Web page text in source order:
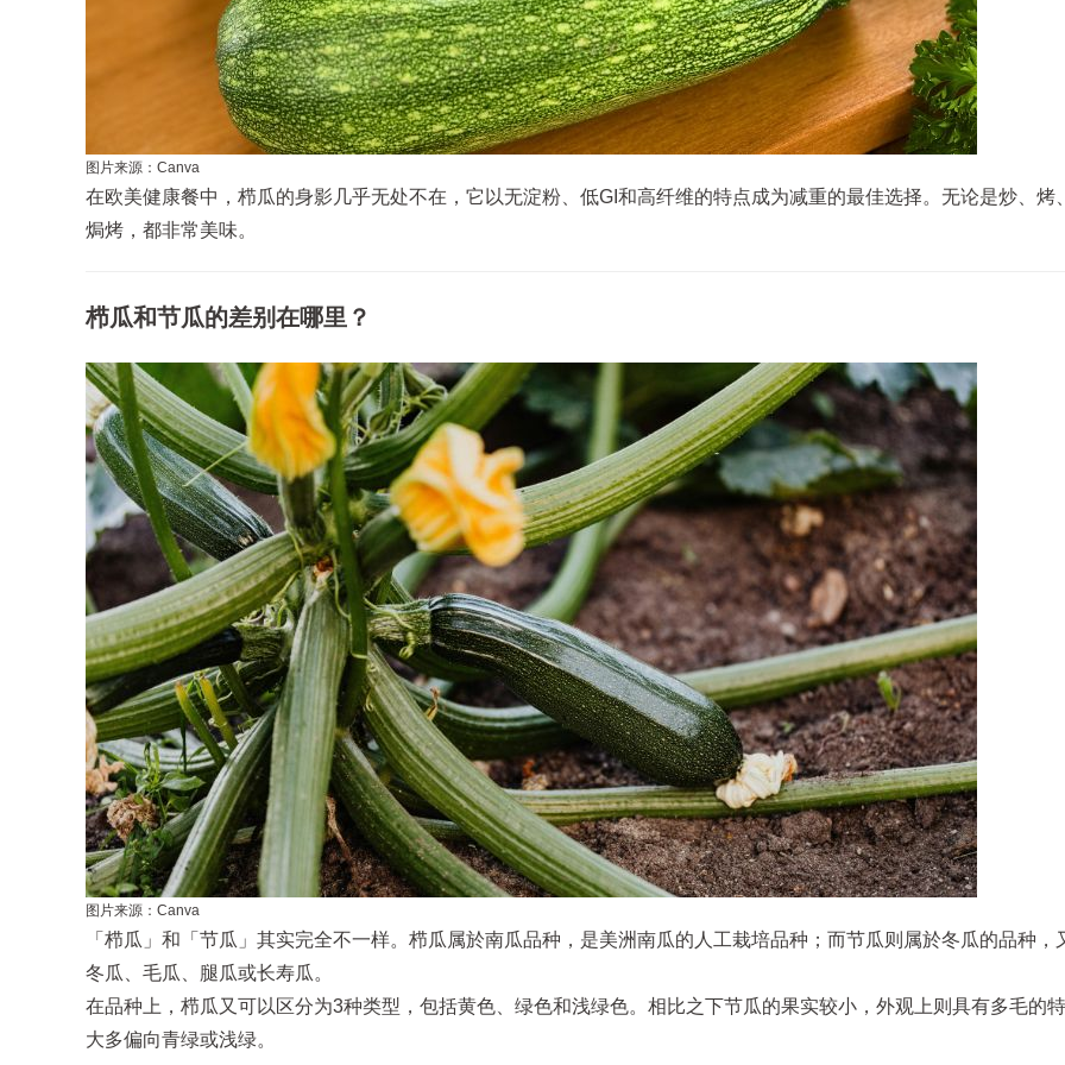
图片来源：Canva
在欧美健康餐中，栉瓜的身影几乎无处不在，它以无淀粉、低GI和高纤维的特点成为减重的最佳选择。无论是炒、烤
焗烤，都非常美味。
栉瓜和节瓜的差别在哪里？
图片来源：Canva
「栉瓜」和「节瓜」其实完全不一样。栉瓜属於南瓜品种，是美洲南瓜的人工栽培品种；而节瓜则属於冬瓜的品种，
冬瓜、毛瓜、腿瓜或长寿瓜。
在品种上，栉瓜又可以区分为3种类型，包括黄色、绿色和浅绿色。相比之下节瓜的果实较小，外观上则具有多毛的
大多偏向青绿或浅绿。